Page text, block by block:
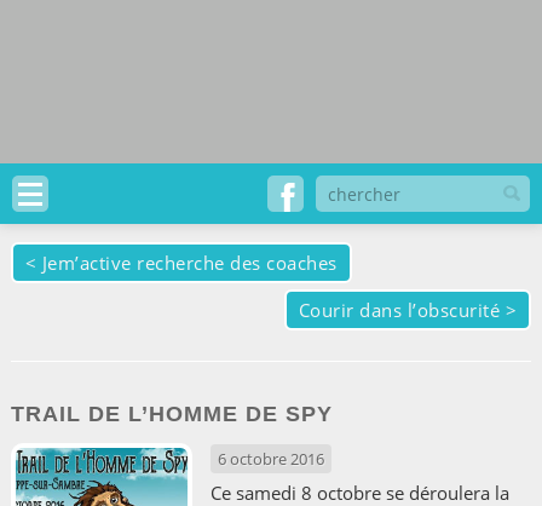
< Jem’active recherche des coaches
Courir dans l’obscurité >
TRAIL DE L’HOMME DE SPY
6 octobre 2016
Ce samedi 8 octobre se déroulera la